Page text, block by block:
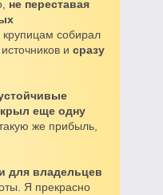
не переставая
крупицам собирал
и сразу
еще одну
же прибыль,
для владельцев
Я прекрасно